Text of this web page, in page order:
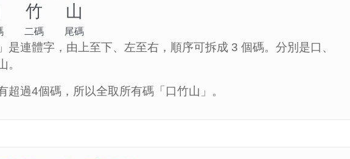
竹 山
二碼 尾碼
是連體字，由上至下、左至右，順序可拆成 3 個碼。分別是口、
。
超過4個碼，所以全取所有碼「口竹山」。